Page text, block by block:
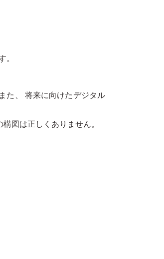
。
た、 将来に向けたデジタル
図は正しくありません。